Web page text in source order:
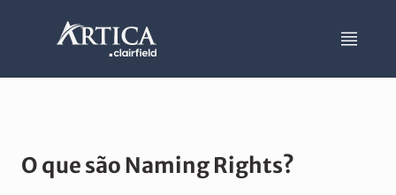
O que são Naming Rights?